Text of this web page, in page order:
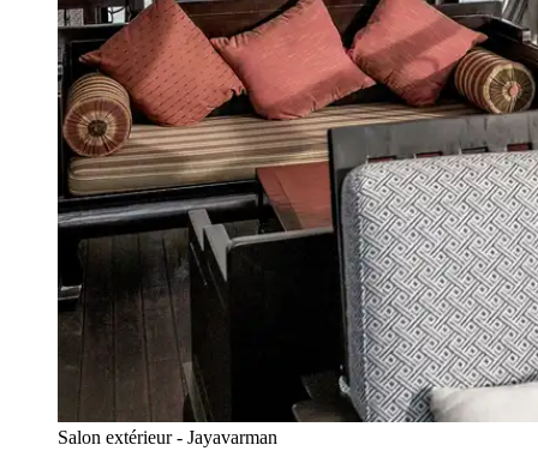
Salon extérieur - Jayavarman